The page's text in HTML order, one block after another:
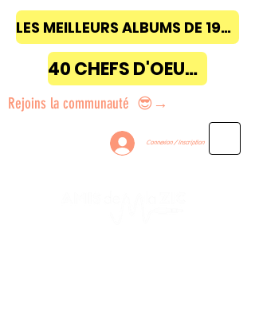
LES MEILLEURS ALBUMS DE 1968 à 2018
40 CHEFS D'OEUVRE
Rejoins la communauté 😎→
Connexion / Inscription